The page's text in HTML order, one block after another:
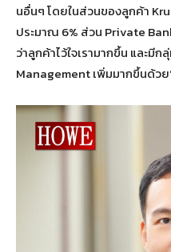
นอื่นๆ โดยในส่วนของลูกค้า
ประมาณ 6% ส่วน Private
ว่าลูกค้าไว้ใจเรามากขึ้น และมี
Management เพิ่มมากขึ้นด้วย